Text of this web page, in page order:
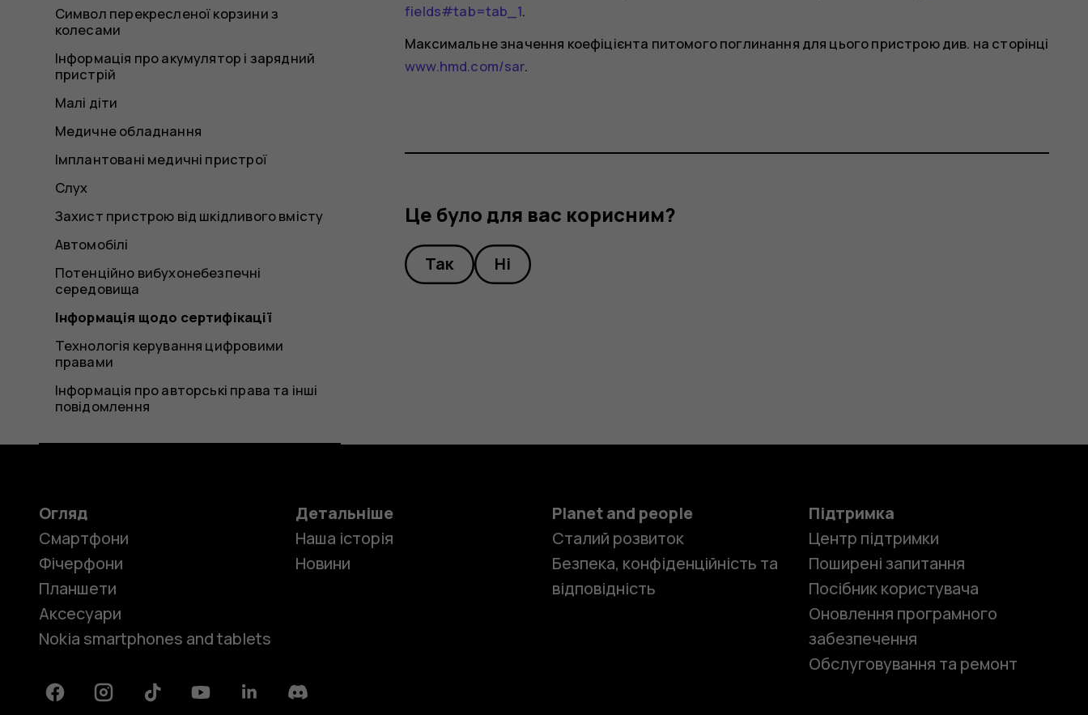
fields#tab=tab_1.
Максимальне значення коефіцієнта питомого поглинання для цього пристрою див. на сторінці
www.hmd.com/sar.
Це було для вас корисним?
Так Ні
Символ перекресленої корзини з
колесами
Інформація про акумулятор і зарядний
пристрій
Малі діти
Медичне обладнання
Імплантовані медичні пристрої
Слух
Захист пристрою від шкідливого вмісту
Автомобілі
Потенційно вибухонебезпечні
середовища
Інформація щодо сертифікації
Технологія керування цифровими
правами
Інформація про авторські права та інші
повідомлення
Огляд
Смартфони
Фічерфони
Планшети
Аксесуари
Nokia smartphones and tablets
Детальніше
Наша історія
Новини
Planet and people
Сталий розвиток
Безпека, конфіденційність та
відповідність
Підтримка
Центр підтримки
Поширені запитання
Посібник користувача
Оновлення програмного
забезпечення
Обслуговування та ремонт
FacebookInstagramTiktok YoutubeLinkedinDiscord